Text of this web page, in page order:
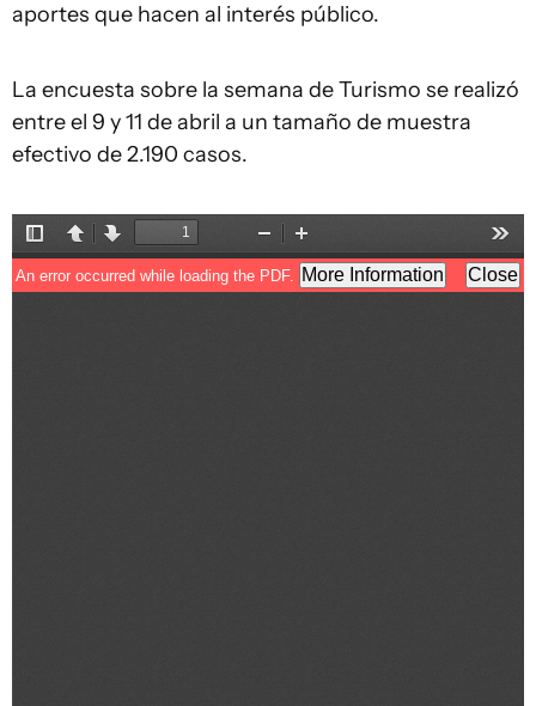
aportes que hacen al interés público.
La encuesta sobre la semana de Turismo se realizó
entre el 9 y 11 de abril a un tamaño de muestra
efectivo de 2.190 casos.